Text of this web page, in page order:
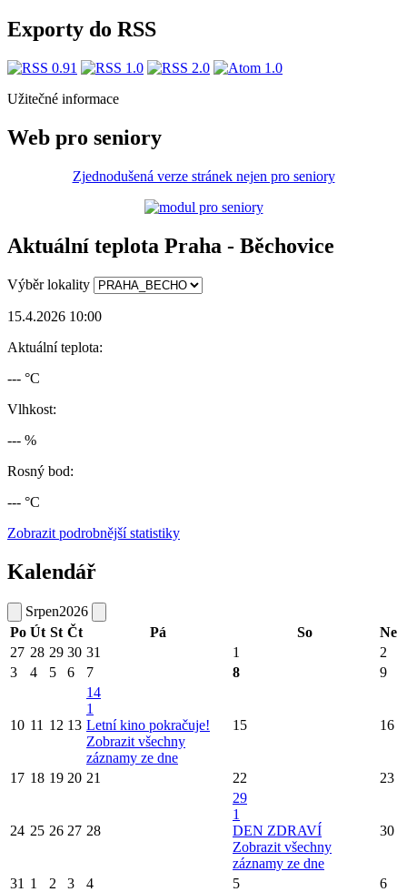
Exporty do RSS
Užitečné informace
Web pro seniory
Zjednodušená verze stránek nejen pro seniory
Aktuální teplota Praha - Běchovice
Výběr lokality
15.4.2026 10:00
Aktuální teplota:
--- °C
Vlhkost:
--- %
Rosný bod:
--- °C
Zobrazit podrobnější statistiky
Kalendář
Srpen2026
Po Út St Čt Pá So
Ne
27 28 29 30 31 1
2
3
4 5 6 7 8 9
10 11 12 13
14
1
Letní kino pokračuje!
Zobrazit všechny
záznamy ze dne
15 16
17 18 19 20 21 22 23
24 25 26 27 28
29
1
DEN ZDRAVÍ
Zobrazit všechny
záznamy ze dne
30
31 1 2 3 4 5 6